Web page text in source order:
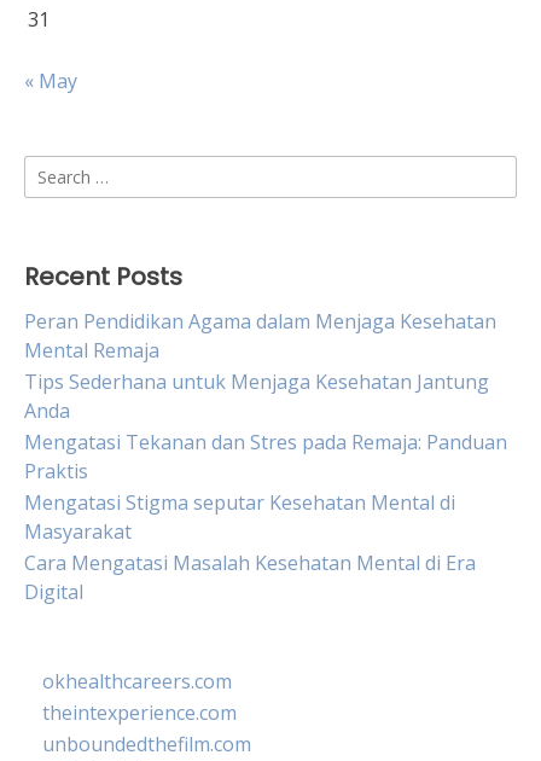
31
« May
Search
for:
Recent Posts
Peran Pendidikan Agama dalam Menjaga Kesehatan
Mental Remaja
Tips Sederhana untuk Menjaga Kesehatan Jantung
Anda
Mengatasi Tekanan dan Stres pada Remaja: Panduan
Praktis
Mengatasi Stigma seputar Kesehatan Mental di
Masyarakat
Cara Mengatasi Masalah Kesehatan Mental di Era
Digital
okhealthcareers.com
theintexperience.com
unboundedthefilm.com